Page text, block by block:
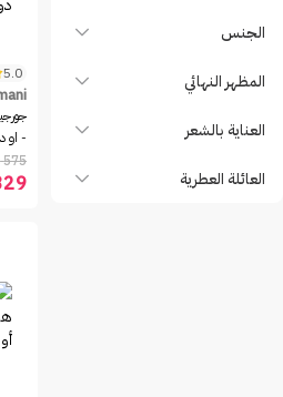
Chopard
Coach
Davidoff
Dolce and Gabbana
الجنس
المظهر النهائي
العناية بالشعر
العائلة العطرية
5.0
- او
575